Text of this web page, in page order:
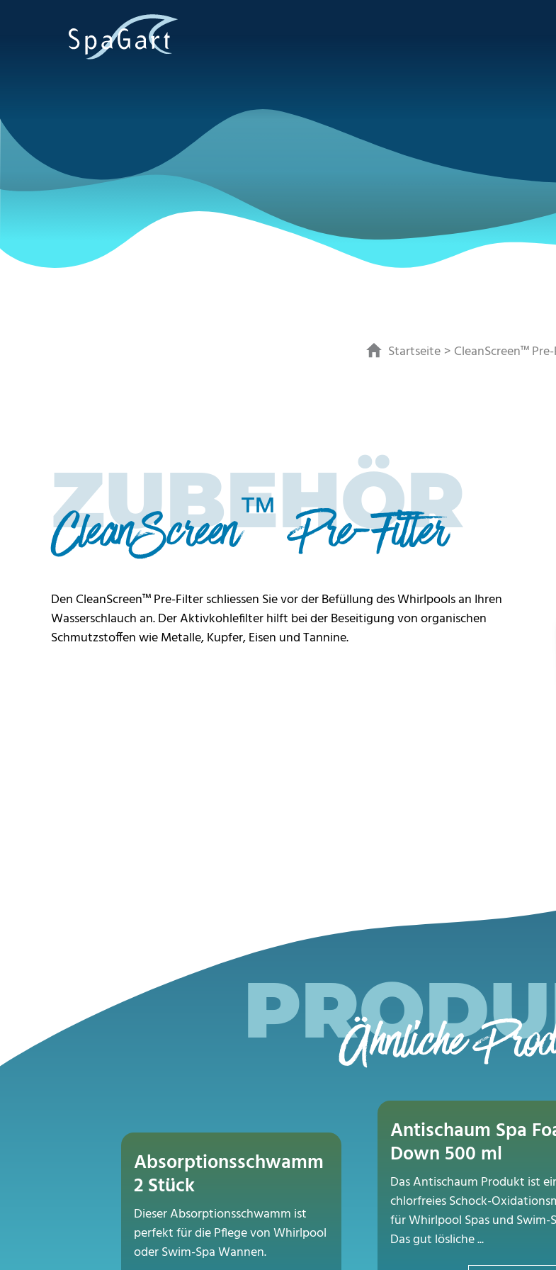
Startseite CleanScreen™
ZUBEHÖR
CleanScreen™Pre-Filter
Den CleanScreen™ Pre-Filter schliessen Sie vor der Befüllung des Whirlpools an Ihren
Wasserschlauch an. Der Aktivkohlefilter hilft bei der Beseitigung von organischen
Schmutzstoffen wie Metalle, Kupfer, Eisen und Tannine.
Ähnliche
Absorptionsschwamm
2 Stück
Dieser Absorptionsschwamm ist
perfekt für die Pflege von Whirlpool
oder Swim-Spa Wannen.
Antischaum Spa
Down 500 ml
Das Antischaum Produkt ist
chlorfreies Schock-
für Whirlpool Spas und Swim-
Das gut lösliche ...